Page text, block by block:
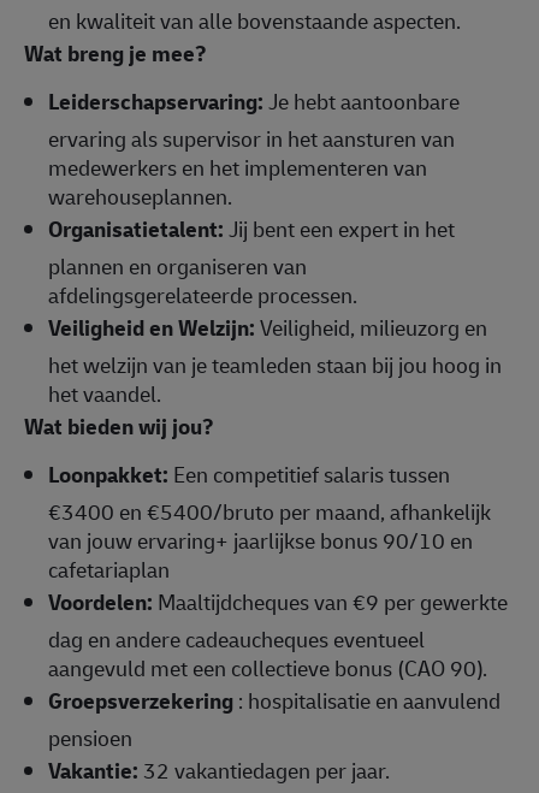
en kwaliteit van alle bovenstaande aspecten.
Wat breng je mee?
Leiderschapservaring:Je hebt aantoonbare
ervaring als supervisor in het aansturen van
medewerkers en het implementeren van
warehouseplannen.
Organisatietalent:Jij bent een expert in het
plannen en organiseren van
afdelingsgerelateerde processen.
Veiligheid en Welzijn:Veiligheid, milieuzorg en
het welzijn van je teamleden staan bij jou hoog in
het vaandel.
Wat bieden wij jou?
Loonpakket: Een competitief salaris tussen
€3400 en €5400/bruto per maand, afhankelijk
van jouw ervaring+ jaarlijkse bonus 90/10 en
cafetariaplan
Voordelen: Maaltijdcheques van €9 per gewerkte
dag en andere cadeaucheques eventueel
aangevuld met een collectieve bonus (CAO 90).
Groepsverzekering: hospitalisatie en aanvulend
pensioen
Vakantie: 32 vakantiedagen per jaar.